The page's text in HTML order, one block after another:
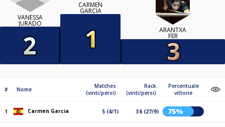
VANESSA
JURADO
CARMEN
GARCIA
ARANTXA
FER
# Nome
Matches
(vinti/persi)
Rack
(vinti/persi)
Percentuale
vittorie
1 Carmen Garcia 5 (4/1) 36 (27/9) 75%